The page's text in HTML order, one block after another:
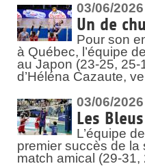
03/06/2026
Un de
Pour son
à Québec, l’équipe
au Japon (23-25,
d’Héléna Cazaute,
03/06/2026
Les
L’équipe
premier succès de la
match amical (29-